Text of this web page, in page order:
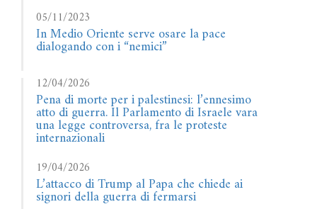
05/11/2023
In Medio Oriente serve osare la pace
dialogando con i “nemici”
12/04/2026
Pena di morte per i palestinesi: l’ennesimo
atto di guerra. Il Parlamento di Israele vara
una legge controversa, fra le proteste
internazionali
19/04/2026
L’attacco di Trump al Papa che chiede ai
signori della guerra di fermarsi